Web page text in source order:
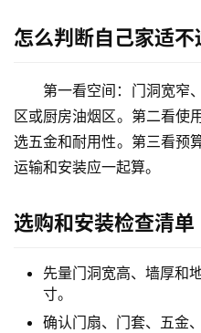
怎么判断自己家适不
第一看空间：门洞宽窄
区或厨房油烟区。第二看使
选五金和耐用性。第三看预
运输和安装应一起算。
选购和安装检查清单
先量门洞宽高、墙厚和
寸。
确认门扇、门套、五金